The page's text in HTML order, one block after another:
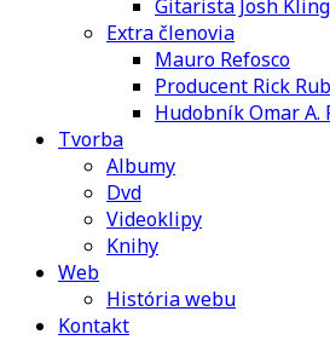
Gitarista Josh
Extra členovia
Mauro Refosco
Producent Rick
Hudobník Omar A.
Tvorba
Albumy
Dvd
Videoklipy
Knihy
Web
História webu
Kontakt